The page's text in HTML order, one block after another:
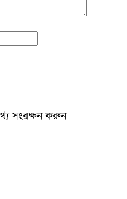
সংরক্ষন করুন